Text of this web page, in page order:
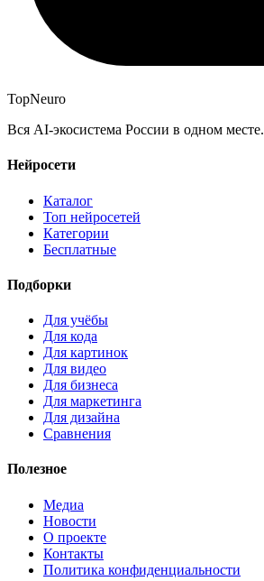
TopNeuro
Вся AI-экосистема России в одном месте.
Нейросети
Каталог
Топ нейросетей
Категории
Бесплатные
Подборки
Для учёбы
Для кода
Для картинок
Для видео
Для бизнеса
Для маркетинга
Для дизайна
Сравнения
Полезное
Медиа
Новости
О проекте
Контакты
Политика конфиденциальности